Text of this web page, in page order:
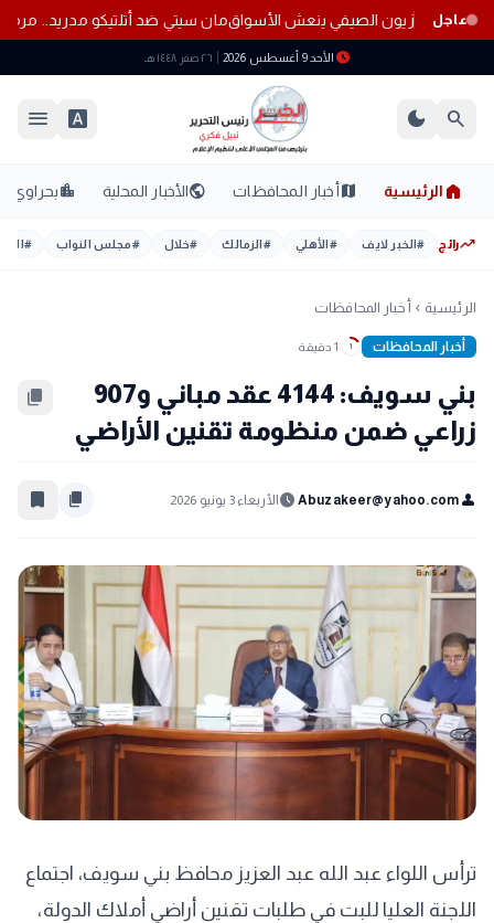
عاجل مان سيتي ضد أتلتيكو مدريد..
schedule الأحد 9 أغسطس 2026 ٢٦ صفر ١٤٤٨ هـ
search
dark_mode
font_download
menu
home الرئيسية mapأخبار المحافظات publicالأخبار المحلية location_cityبحراوي
trending_upرائج #الخبر لايف #الأهلي #الزمالك #خلال #مجلس النواب #
الرئيسية chevron_left أخبار المحافظات
أخبار المحافظات 1 1 دقيقة
بني سويف: 4144 عقد مباني و907
زراعي ضمن منظومة تقنين الأراضي
content_copy
person
Abuzakeer@yahoo.com
schedule الأربعاء 3 يونيو 2026 content_copy
bookmark_border
ترأس اللواء عبد الله عبد العزيز محافظ بني سويف، اجتماع
اللجنة العليا للبت في طلبات تقنين أراضي أملاك الدولة،